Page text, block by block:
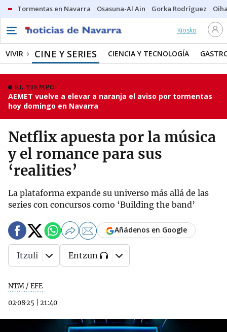
Tormentas en Navarra Osasuna-Al Ain Gorka Rodríguez
Kiosko
VIVIR CINE Y SERIES CIENCIA Y TECNOLOGÍA
EL TIEMPO
AEMET vuelve a elevar a naranja el aviso por tormentas
hoy domingo en Navarra
Netflix apuesta por la música
y el romance para sus
‘realities’
La plataforma expande su universo más allá de las
series con concursos como ‘Building the band’
NTM / EFE
02·08·25
21:40
Añádenos en Google
Itzuli Entzun